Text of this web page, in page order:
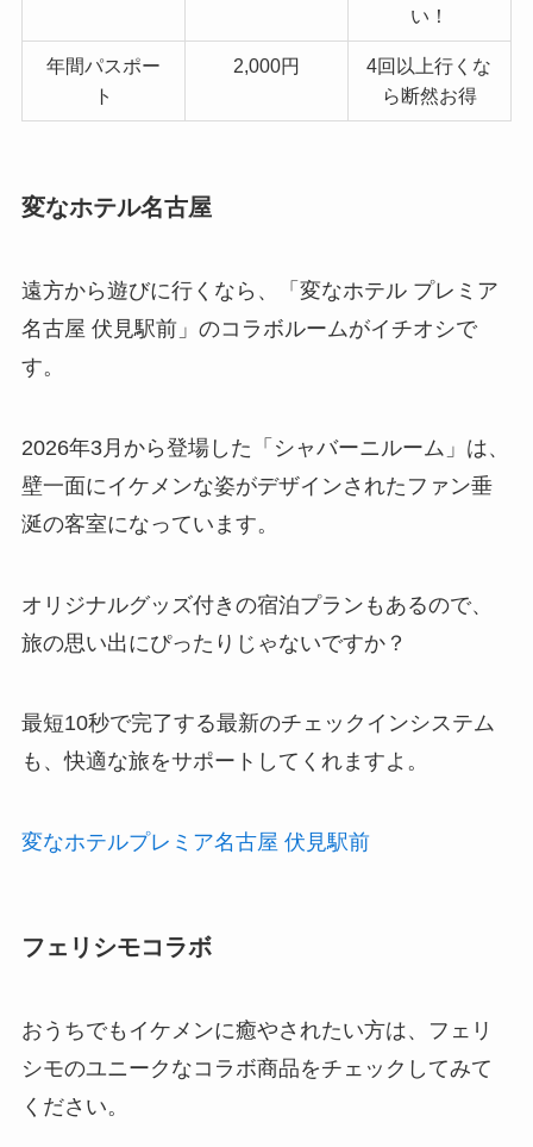
い！
年間パスポー
ト
2,000円
4回以上行くな
ら断然お得
変なホテル名古屋
遠方から遊びに行くなら、「変なホテル プレミア
名古屋 伏見駅前」のコラボルームがイチオシで
す。
2026年3月から登場した「シャバーニルーム」は、
壁一面にイケメンな姿がデザインされたファン垂
涎の客室になっています。
オリジナルグッズ付きの宿泊プランもあるので、
旅の思い出にぴったりじゃないですか？
最短10秒で完了する最新のチェックインシステム
も、快適な旅をサポートしてくれますよ。
変なホテルプレミア名古屋 伏見駅前
フェリシモコラボ
おうちでもイケメンに癒やされたい方は、フェリ
シモのユニークなコラボ商品をチェックしてみて
ください。